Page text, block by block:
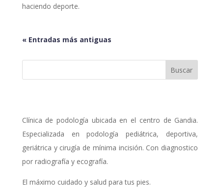
haciendo deporte.
« Entradas más antiguas
Clínica de podología ubicada en el centro de Gandia.
Especializada en podología pediátrica, deportiva,
geriátrica y cirugía de mínima incisión. Con diagnostico
por radiografía y ecografía.
El máximo cuidado y salud para tus pies.